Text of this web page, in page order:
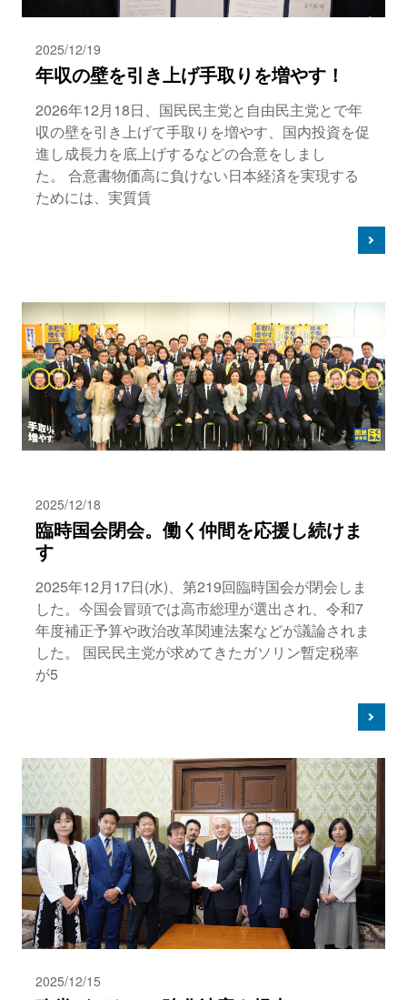
2025/12/19
年収の壁を引き上げ手取りを増やす！
2026年12月18日、国民民主党と自由民主党とで年
収の壁を引き上げて手取りを増やす、国内投資を促
進し成長力を底上げするなどの合意をしまし
た。 合意書物価高に負けない日本経済を実現する
ためには、実質賃
2025/12/18
臨時国会閉会。働く仲間を応援し続けま
す
2025年12月17日(水)、第219回臨時国会が閉会しま
した。今国会冒頭では高市総理が選出され、令和7
年度補正予算や政治改革関連法案などが議論されま
した。 国民民主党が求めてきたガソリン暫定税率
が5
2025/12/15